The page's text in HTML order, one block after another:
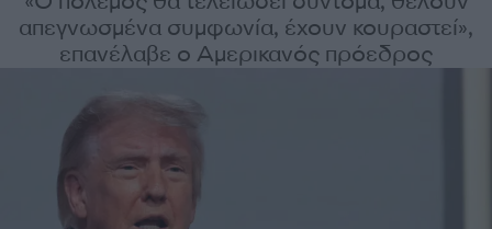
απεγνωσμένα συμφωνία, έχουν κουραστεί»,
επανέλαβε ο Αμερικανός πρόεδρος